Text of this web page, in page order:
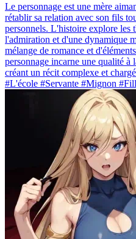
Le personnage est une mère
rétablir sa relation avec son fils
personnels. L'histoire explore les
l'admiration et d'une dynamique
mélange de romance et
personnage incarne une qualité à
créant un récit complexe et
#L'école #Servante #Mignon